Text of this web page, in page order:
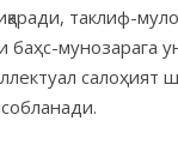
таклиф-
баҳс-
салоҳият